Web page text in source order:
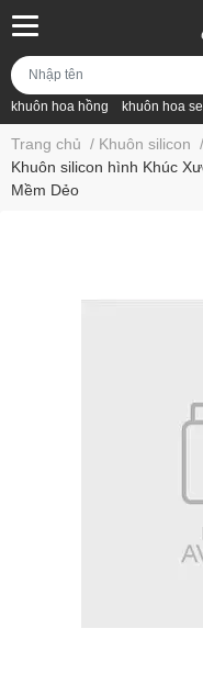
khuôn hoa hồng khuôn hoa
Trang chủ / Khuôn silicon /
Khuôn silicon hình Khúc
Mềm Dẻo